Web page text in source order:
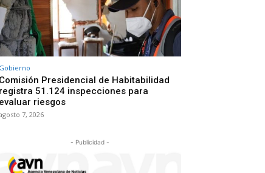
Gobierno
Comisión Presidencial de Habitabilidad
registra 51.124 inspecciones para
evaluar riesgos
7, 2026
- Publicidad -